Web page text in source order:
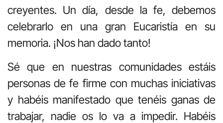
creyentes. Un día, desde la fe, debemos
celebrarlo en una gran Eucaristía en su
memoria. ¡Nos han dado tanto!
Sé que en nuestras comunidades estáis
personas de fe firme con muchas iniciativas
y habéis manifestado que tenéis ganas de
trabajar, nadie os lo va a impedir. Habéis